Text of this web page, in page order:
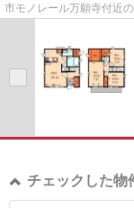
市モノレール万願寺付近
チェックした物